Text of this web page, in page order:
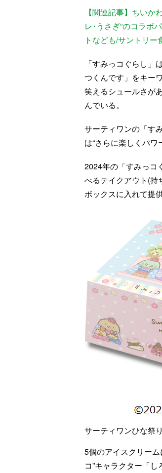
【関連記事】ちい
レ･うさぎ”のコラボ
トなども/サントリ
「すみっコぐらし
つくんです」をキー
笑えるシュールさが
んでいる。
サーティワンの「す
は“さらに楽しくパワ
2024年の「すみっコ
べるテイクアウト(持
ボックスに入れて提
サーティワンひな祭
5個のアイスクリー
コ”キャラクター「